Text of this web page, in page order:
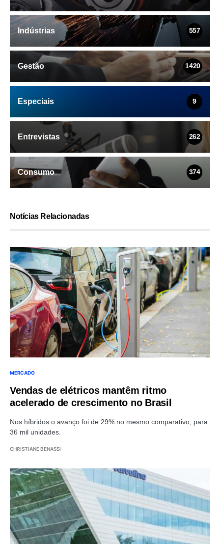
Indústrias 557
Gestão 1420
Especiais 9
Entrevistas 262
Consumo 374
Notícias Relacionadas
MERCADO
Vendas de elétricos mantêm ritmo
acelerado de crescimento no Brasil
Nos híbridos o avanço foi de 29% no mesmo comparativo, para
36 mil unidades.
CHRISTIANE BENASSI